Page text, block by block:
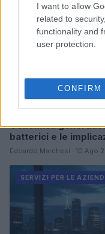
I want to allow
related to
functionality and
user protection.
CONFIRM
Genomica
batterici e le
Edoardo Marchesi · 10 Ago
SERVIZI PER LE